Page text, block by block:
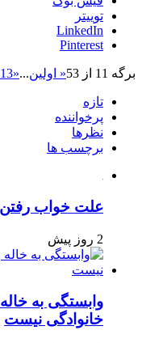
توییتر
LinkedIn
Pinterest
برگه 11 از 53 « اولین...
«
13
تازه
پرخواننده
نظرها
برچسب ها
علت خواب
2 روز پیش
وابستگی به
خانوادگی نیست